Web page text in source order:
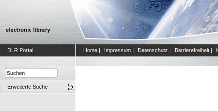
DLR Portal Home | Impressum | Datenschutz | Barrierefreiheit |
Erweiterte Suche